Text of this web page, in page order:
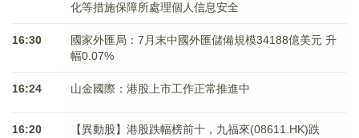
化等措施保障所處理個人信息安全
16:30
國家外匯局：7月末中國外匯儲備規模34188億美元 升
幅0.07%
16:24 山金國際：港股上市工作正常推進中
16:20
【異動股】港股跌幅榜前十，九福來(08611.HK)跌